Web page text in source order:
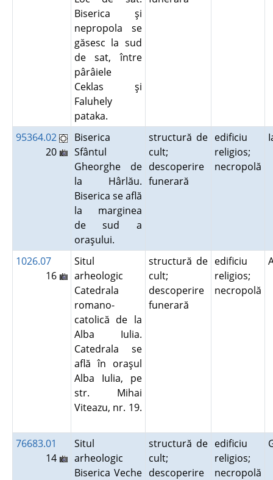
Biserica şi
nepropola se
găsesc la sud
de sat, între
pârâiele
Ceklas şi
Faluhely
pataka.
95364.02
20
Biserica
Sfântul
Gheorghe de
la Hârlău.
Biserica se află
la marginea
de sud a
oraşului.
structură de
cult;
descoperire
funerară
edificiu
religios;
necropolă
1026.07
16
Situl
arheologic
Catedrala
romano-
catolică de la
Alba Iulia.
Catedrala se
află în oraşul
Alba Iulia, pe
str. Mihai
Viteazu, nr. 19.
structură de
cult;
descoperire
funerară
edificiu
religios;
necropolă
76683.01
14
Situl
arheologic
Biserica Veche
structură de
cult;
descoperire
edificiu
religios;
necropolă